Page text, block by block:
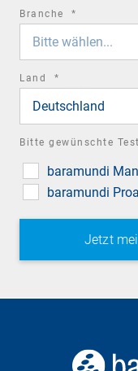
Branche *
Bitte wählen...
Land *
Deutschland
Bitte gewünschte
baramundi
baramundi